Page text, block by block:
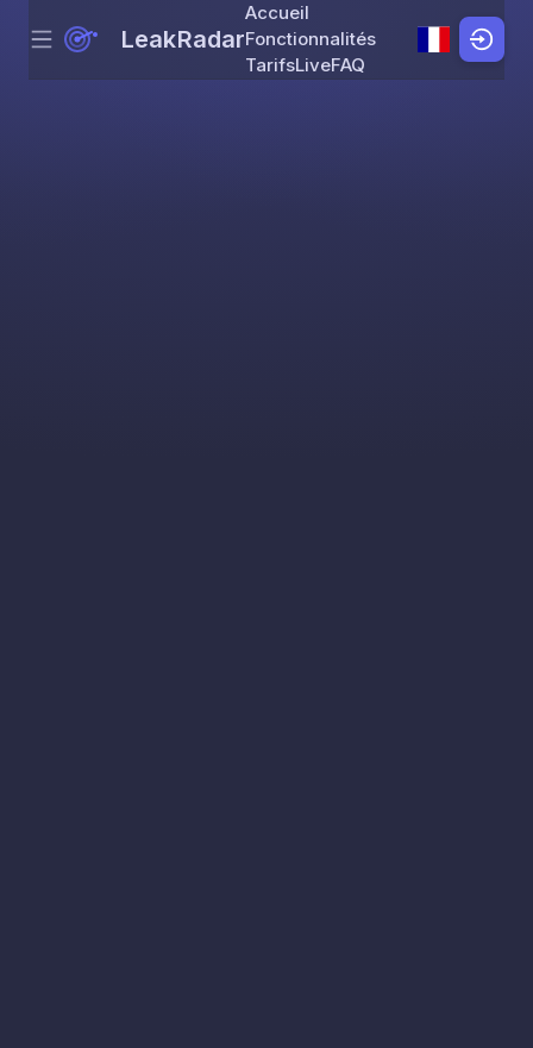
Skip to content
Menu LeakRadar
Accueil
Fonctionnalités
TarifsLiveFAQ